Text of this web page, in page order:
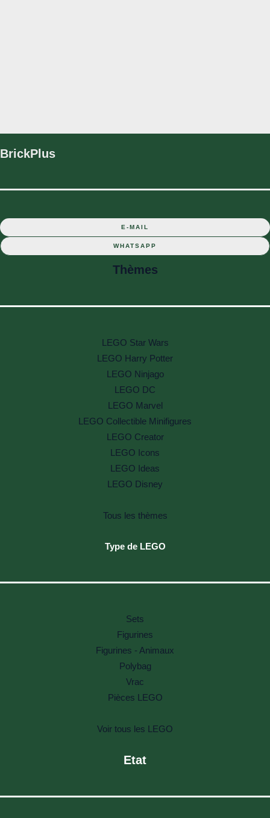
BrickPlus
E-MAIL
WHATSAPP
Thèmes
LEGO Star Wars
LEGO Harry Potter
LEGO Ninjago
LEGO DC
LEGO Marvel
LEGO Collectible Minifigures
LEGO Creator
LEGO Icons
LEGO Ideas
LEGO Disney
Tous les thèmes
Type de LEGO
Sets
Figurines
Figurines - Animaux
Polybag
Vrac
Pièces LEGO
Voir tous les LEGO
Etat